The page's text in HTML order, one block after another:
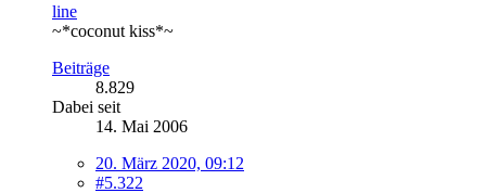
line
~*coconut kiss*~
Beiträge
8.829
Dabei seit
14. Mai 2006
20. März 2020, 09:12
#5.322